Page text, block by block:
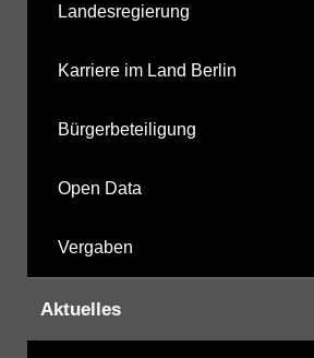
Landesregierung
Karriere im Land Berlin
Bürgerbeteiligung
Open Data
Vergaben
Aktuelles